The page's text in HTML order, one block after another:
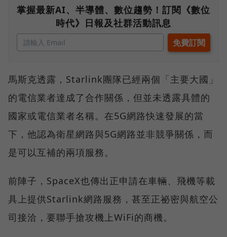
掌握最新AI、半導體、數位趨勢！訂閱《數位
時代》日報及社群活動訊息
馬斯克透露，Starlink團隊已經兩個「主要大國」
的電信業者達成了合作關係，但並未透露具體的
國家或電信業者名稱。在5G網路快速發展的當
下，他認為衛星網路與5G網路並非競爭關係，而
是可以互補的兩項服務。
前陣子，SpaceX也傳出正申請在車輛、飛機等載
具上提供Starlink網路服務，甚至正祕密與航空公
司接洽，要聯手搶攻機上WiFi的商機。